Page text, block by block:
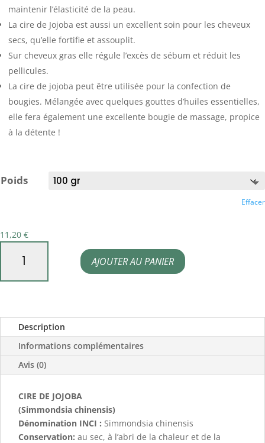
maintenir l’élasticité de la peau.
La cire de Jojoba est aussi un excellent soin pour les cheveux
secs, qu’elle fortifie et assouplit.
Sur cheveux gras elle régule l’excès de sébum et réduit les
pellicules.
La cire de jojoba peut être utilisée pour la confection de
bougies. Mélangée avec quelques gouttes d’huiles essentielles,
elle fera également une excellente bougie de massage, propice
à la détente !
Poids
Effacer
11,20 €
Cire
AJOUTER AU PANIER
Description
Informations complémentaires
Avis (0)
CIRE DE JOJOBA
(Simmondsia chinensis)
Dénomination INCI : Simmondsia chinensis
Conservation: au sec, à l’abri de la chaleur et de la